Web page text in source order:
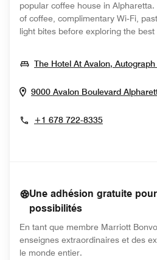
popular coffee house in
of coffee, complimentary Wi‑Fi,
light bites before exploring the
The Hotel At Avalon,
9000 Avalon Boulevard
+1 678 722-8335
Une adhésion gratuite
possibilités
En tant que membre Marriott
enseignes extraordinaires et des
le monde entier.